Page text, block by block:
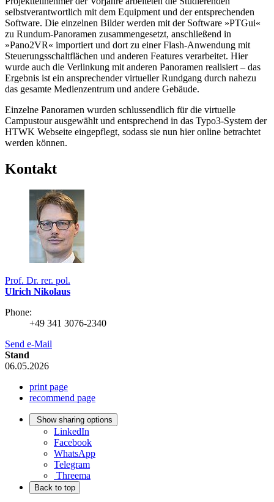
selbstverantwortlich mit dem Equipment und der entsprechenden
Software. Die einzelnen Bilder werden mit der Software »PTGui«
zu Rundum-Panoramen zusammengesetzt, anschließend in
»Pano2VR« importiert und dort zu einer Flash-Anwendung mit
Steuerungsschaltflächen und anderen Features verarbeitet. Hier
wurde auch die Verlinkung mit anderen Panoramen realisiert – das
Ergebnis ist ein ansprechender virtueller Rundgang durch nahezu
das gesamte Medienzentrum und andere Gebäude.
Einzelne Panoramen wurden schlussendlich für die virtuelle
Campustour ausgewählt und entsprechend in das Typo3-System der
HTWK Webseite eingepflegt, sodass sie nun hier online betrachtet
werden können.
Kontakt
Prof. Dr. rer. pol.
Ulrich Nikolaus
Phone:
+49 341 3076-2340
Send e-Mail
Stand
06.05.2026
print page
recommend page
Show sharing options
LinkedIn
Facebook
WhatsApp
Telegram
Threema
Back to top